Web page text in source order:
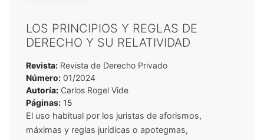
LOS PRINCIPIOS Y REGLAS DE
DERECHO Y SU RELATIVIDAD
Revista: Revista de Derecho Privado
Número: 01/2024
Autoría: Carlos Rogel Vide
Páginas: 15
El uso habitual por los juristas de aforismos,
máximas y reglas jurídicas o apotegmas,